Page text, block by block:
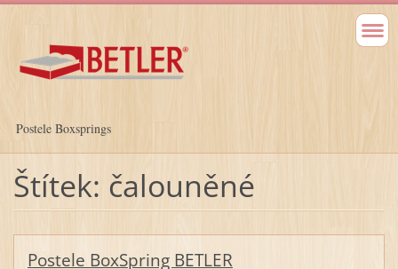
Postele Boxsprings
Štítek: čalouněné
Postele BoxSpring BETLER